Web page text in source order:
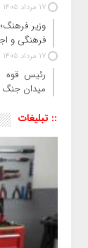
17 مرداد 1405
وزیر
فرهنگی و
17 مرداد 1405
رئیس قوه
میدان
:: تبلیغات